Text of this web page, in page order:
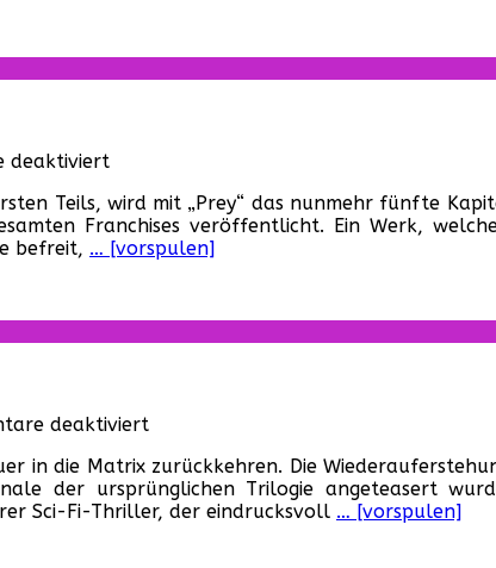
deaktiviertfür
(USA,
2022)
Teils, wird mit „Prey“ das nunmehr fünfte
Franchises veröffentlicht. Ein Werk,
befreit, … [vorspulen]
deaktiviertfür
Resurrections“
(USA,
2021)
in die Matrix zurückkehren. Die
der ursprünglichen Trilogie angeteasert
Sci-Fi-Thriller, der eindrucksvoll … [vorspulen]